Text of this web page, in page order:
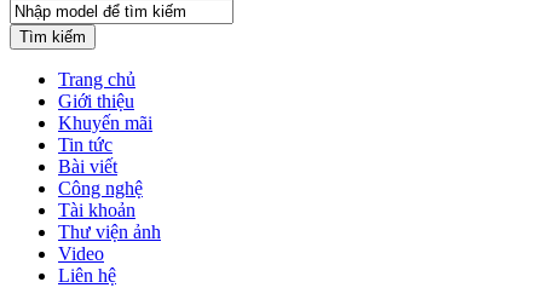
Tìm kiếm
Trang chủ
Giới thiệu
Khuyến mãi
Tin tức
Bài viết
Công nghệ
Tài khoản
Thư viện ảnh
Video
Liên hệ